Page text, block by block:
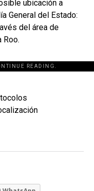
ubicación a
General del Estado:
del área de
Roo.
READING.